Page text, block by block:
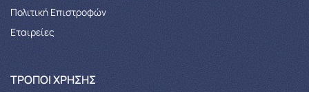
Πολιτική Επιστροφών
Εταιρείες
ΤΡΌΠΟΙ ΧΡΉΣΗΣ